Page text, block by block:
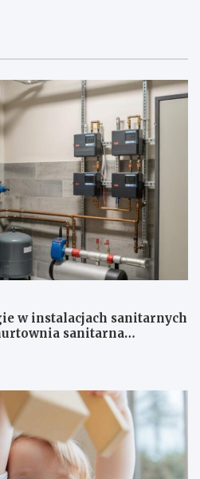
w instalacjach sanitarnych
sanitarna